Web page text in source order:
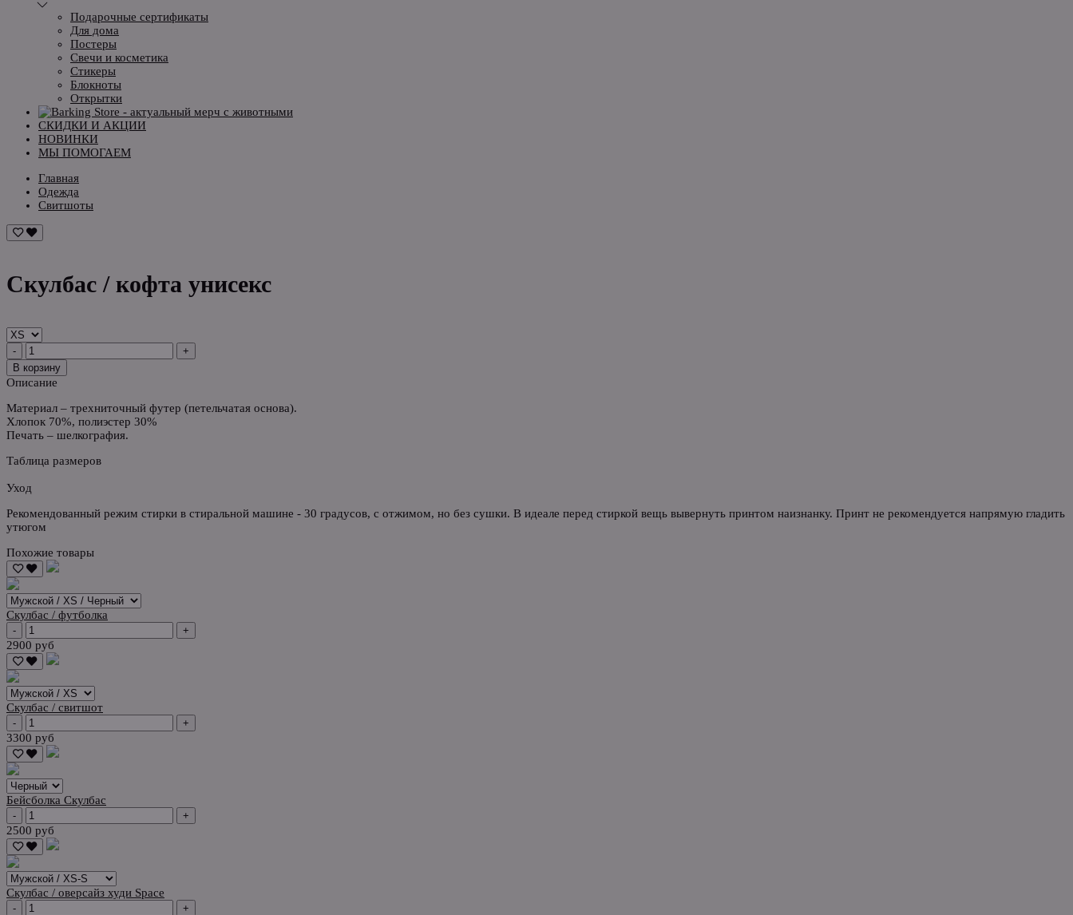
Подарочные сертификаты
Для дома
Постеры
Свечи и косметика
Стикеры
Блокноты
Открытки
СКИДКИ И АКЦИИ
НОВИНКИ
МЫ ПОМОГАЕМ
Главная
Одежда
Свитшоты
Скулбас / кофта унисекс
-
+
В корзину
Описание
Материал – трехниточный футер (петельчатая основа).
Хлопок 70%, полиэстер 30%
Печать – шелкография.
Таблица размеров
Уход
Рекомендованный режим стирки в стиральной машине - 30 градусов, с отжимом, но без сушки. В идеале перед стиркой вещь вывернуть принтом наизнанку. Принт не рекомендуется напрямую гладить
утюгом
Похожие товары
Скулбас / футболка
- +
2900 руб
Скулбас / свитшот
- +
3300 руб
Бейсболка Скулбас
- +
2500 руб
Скулбас / оверсайз худи Space
- +